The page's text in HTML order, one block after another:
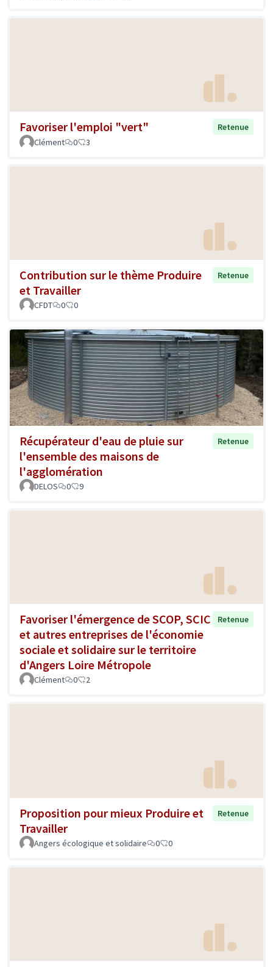
Favoriser l'emploi "vert"
Retenue
Clément
0 3
Contribution sur le thème Produire
et Travailler
Retenue
CFDT 0 0
Récupérateur d'eau de pluie sur
l'ensemble des maisons de
l'agglomération
Retenue
DELOS 0 9
Favoriser l'émergence de SCOP, SCIC
et autres entreprises de l'économie
sociale et solidaire sur le territoire
d'Angers Loire Métropole
Retenue
Clément 0 2
Proposition pour mieux Produire et
Travailler
Retenue
Angers écologique et solidaire 0 0